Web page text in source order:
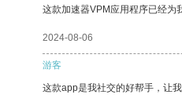
这款加速器VPM应用程序已经为
2024-08-06
游客
这款app是我社交的好帮手，让